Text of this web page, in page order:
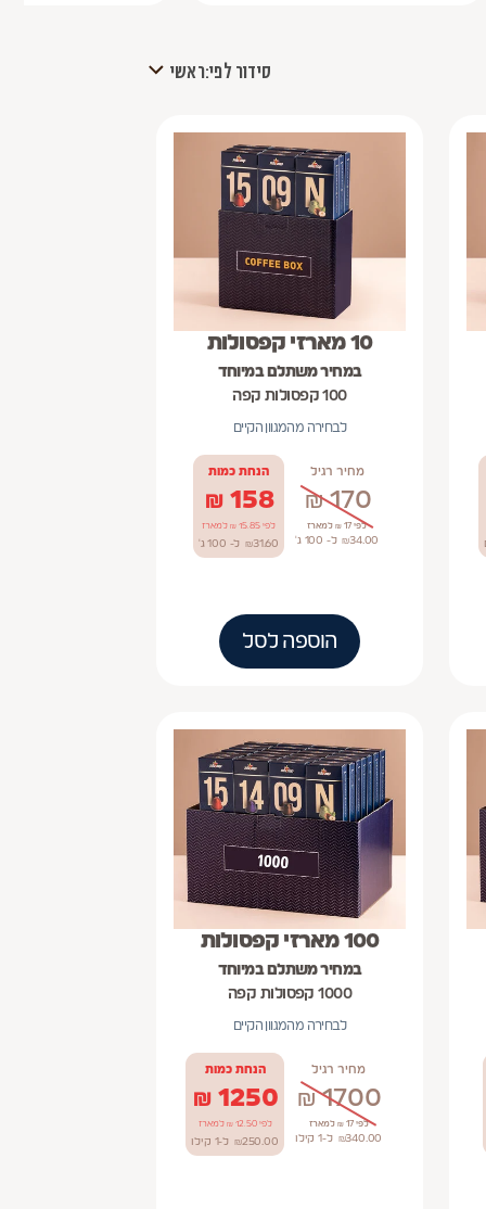
סידור לפי:ראשי
10 מארזי קפסולות
במחיר משתלם במיוחד
100 קפסולות קפה
לבחירה מהמגוון הקיים
מחיר רגיל
170
₪
לפי 17 ₪ למארז
34.00
₪ ל- 100 ג'
הנחת כמות
158
₪
לפי 15.85 ₪ למארז
31.60
₪ ל- 100 ג'
הוספה לסל
100 מארזי קפסולות
במחיר משתלם במיוחד
1000 קפסולות קפה
לבחירה מהמגוון הקיים
מחיר רגיל
1700
₪
לפי 17 ₪ למארז
340.00
₪ ל-1 קילו
הנחת כמות
1250
₪
לפי 12.50 ₪ למארז
250.00
₪ ל-1 קילו